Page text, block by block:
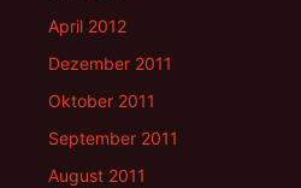
April 2012
Dezember 2011
Oktober 2011
September 2011
August 2011